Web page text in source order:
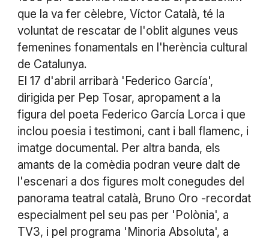
que la va fer cèlebre, Víctor Català, té la
voluntat de rescatar de l'oblit algunes veus
femenines fonamentals en l'herència cultural
de Catalunya.
El 17 d'abril arribarà 'Federico García',
dirigida per Pep Tosar, apropament a la
figura del poeta Federico García Lorca i que
inclou poesia i testimoni, cant i ball flamenc, i
imatge documental. Per altra banda, els
amants de la comèdia podran veure dalt de
l'escenari a dos figures molt conegudes del
panorama teatral català, Bruno Oro -recordat
especialment pel seu pas per 'Polònia', a
TV3, i pel programa 'Minoria Absoluta', a